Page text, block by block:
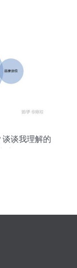
谈我理解的